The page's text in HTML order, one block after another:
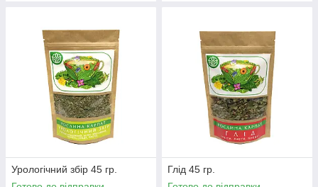
Урологічний збір 45 гр.
Глід 45 гр.